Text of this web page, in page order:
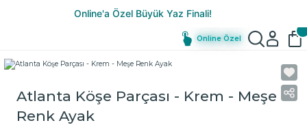
Online Özel
Atlanta Köşe Parçası - Krem - Meşe
Renk Ayak